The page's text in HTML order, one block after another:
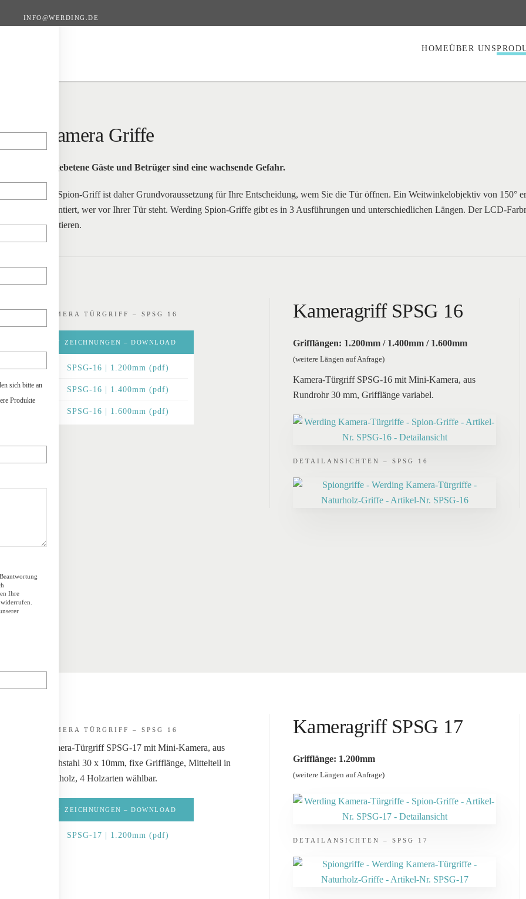
Zum Hauptinhalt springen
INFO@WERDING.DE
HOMEÜBER UNS
Kamera Griffe
Ungebetene Gäste und Betrüger sind eine wachsende Gefahr.
Ein Spion-Griff ist daher Grundvoraussetzung für Ihre Entscheidung, wem Sie die Tür öffnen. Ein Weitwinkelobjektiv von 150°
garantiert, wer vor Ihrer Tür steht. Werding Spion-Griffe gibt es in 3 Ausführungen und unterschiedlichen Längen. Der LCD-
montieren.
KAMERA TÜRGRIFF – SPSG 16
ZEICHNUNGEN – DOWNLOAD
SPSG-16 | 1.200mm (pdf)
SPSG-16 | 1.400mm (pdf)
SPSG-16 | 1.600mm (pdf)
Kameragriff SPSG 16
Grifflängen: 1.200mm / 1.400mm / 1.600mm
(weitere Längen auf Anfrage)
Kamera-Türgriff SPSG-16 mit Mini-Kamera, aus
Rundrohr 30 mm, Grifflänge variabel.
DETAILANSICHTEN – SPSG 16
KAMERA TÜRGRIFF – SPSG 16
Kamera-Türgriff SPSG-17 mit Mini-Kamera, aus
Flachstahl 30 x 10mm, fixe Grifflänge, Mittelteil in
Echtholz, 4 Holzarten wählbar.
ZEICHNUNGEN – DOWNLOAD
SPSG-17 | 1.200mm (pdf)
Kameragriff SPSG 17
Grifflänge: 1.200mm
(weitere Längen auf Anfrage)
DETAILANSICHTEN – SPSG 17
sich bitte an
Produkte
Ihre